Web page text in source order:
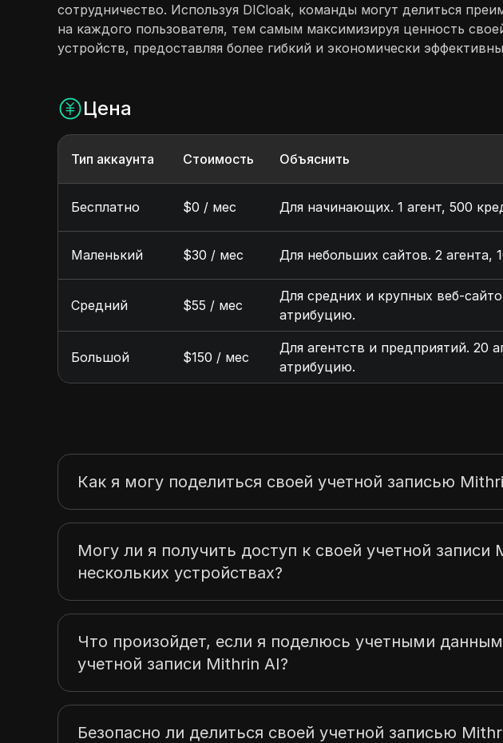
сотрудничество. Используя DICloak, команды могут делиться
на каждого пользователя, тем самым максимизируя ценность
устройств, предоставляя более гибкий и экономически
Цена
Тип аккаунта Стоимость Объяснить
Бесплатно $0 / мес Для начинающих. 1 агент, 500
Маленький $30 / мес Для небольших сайтов. 2
Средний $55 / мес
Для средних и крупных веб-
атрибуцию.
Большой $150 / мес
Для агентств и предприятий. 20
атрибуцию.
Как я могу поделиться своей учетной записью
Могу ли я получить доступ к своей учетной записи
нескольких устройствах?
Что произойдет, если я поделюсь учетными
учетной записи Mithrin AI?
Безопасно ли делиться своей учетной записью